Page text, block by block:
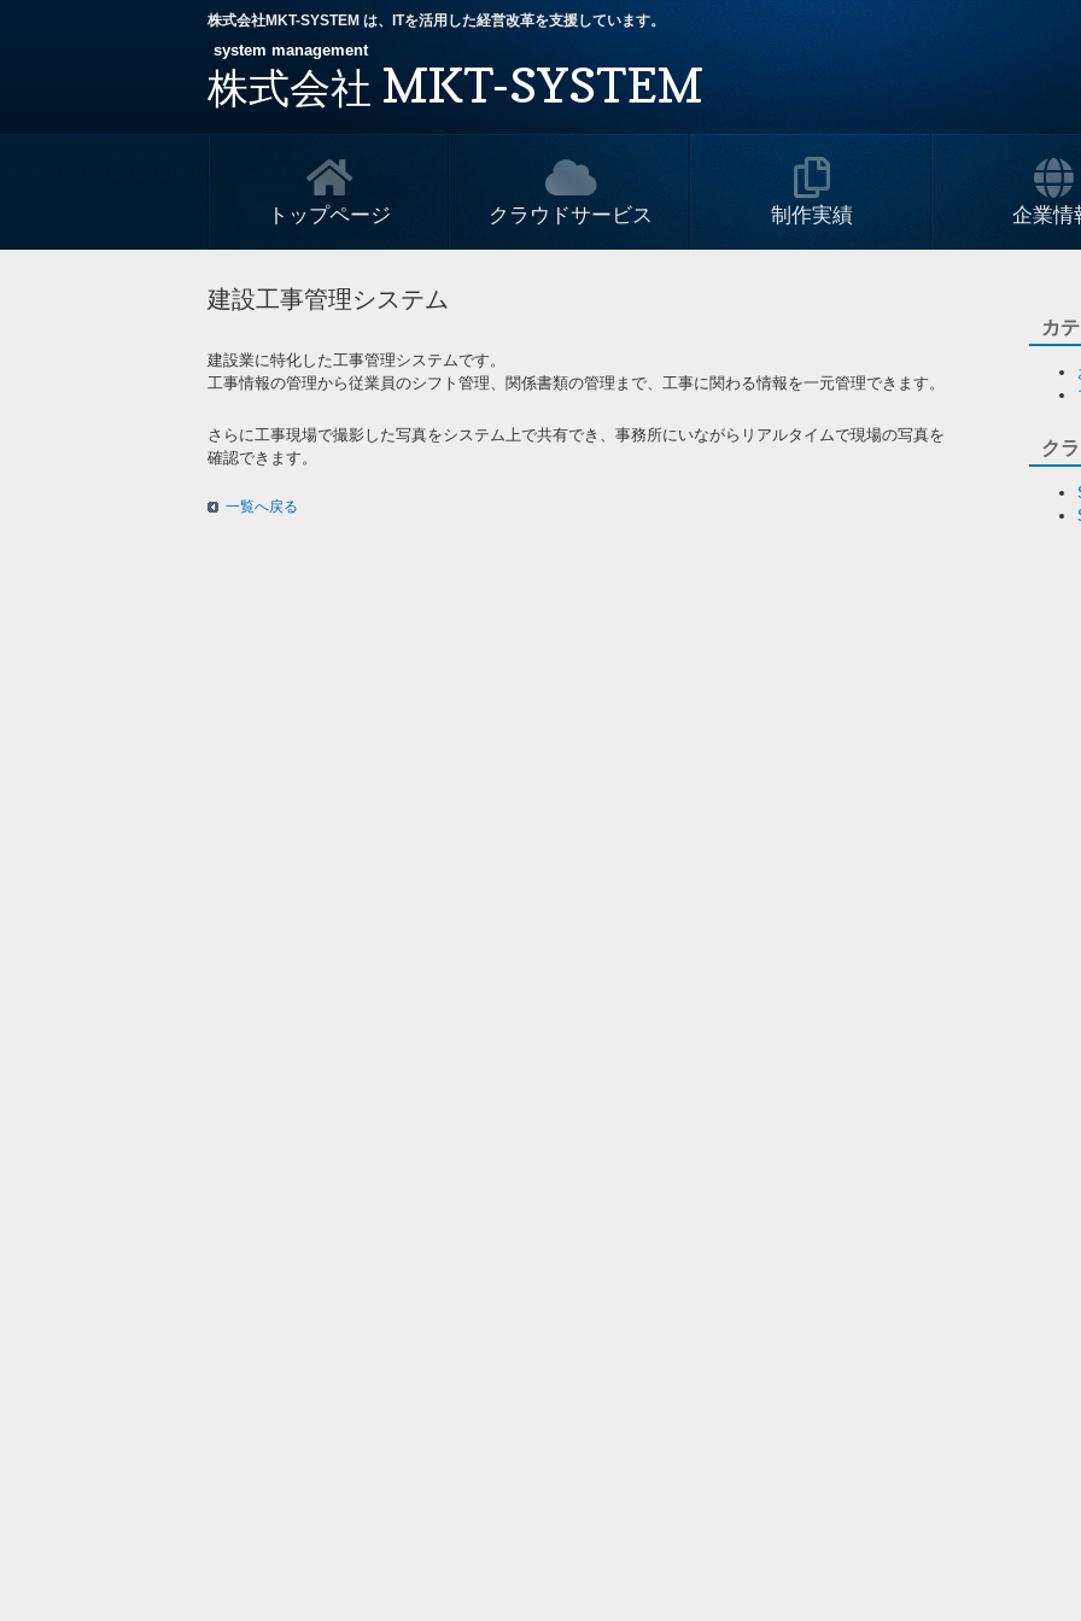
株式会社MKT-SYSTEM は、ITを活用した経営改革を支援しています。
system management
株式会社 MKT-SYSTEM
トップページ クラウドサービス 制作実績 企業情
建設工事管理システム
建設業に特化した工事管理システムです。
工事情報の管理から従業員のシフト管理、関係書類の管理まで、工事に関わる情報を一元管理できます。
さらに工事現場で撮影した写真をシステム上で共有でき、事務所にいながらリアルタイムで現場の写真を
確認できます。
一覧へ戻る
カ
ク